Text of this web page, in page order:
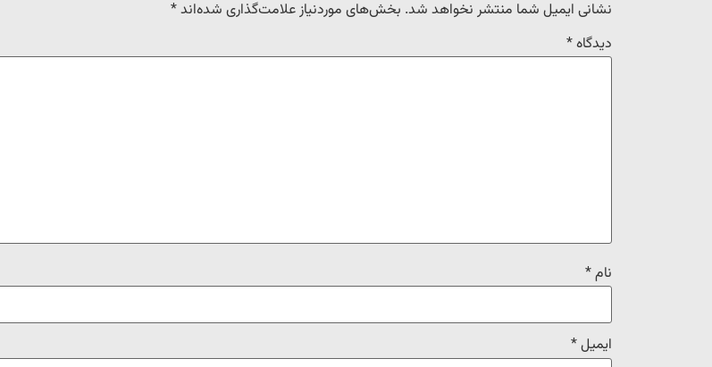
نشانی ایمیل شما منتشر نخواهد شد. بخش‌های موردنیاز علامت‌گذاری شده‌اند*
دیدگاه*
نام*
ایمیل*